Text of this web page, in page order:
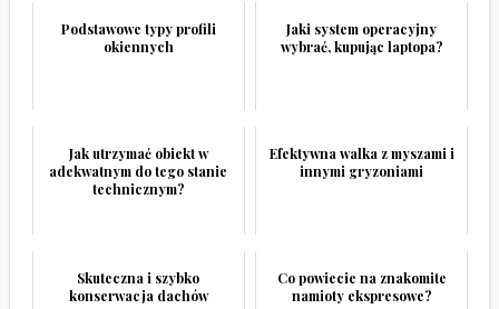
Podstawowe typy profili
okiennych
Jaki system operacyjny
wybrać, kupując laptopa?
Jak utrzymać obiekt w
adekwatnym do tego stanie
technicznym?
Efektywna walka z myszami i
innymi gryzoniami
Skuteczna i szybko
konserwacja dachów
Co powiecie na znakomite
namioty ekspresowe?